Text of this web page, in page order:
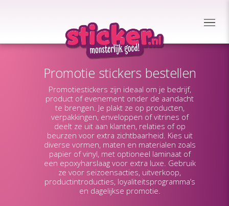
Promotie stickers bestellen
Promotiestickers zijn ideaal om je bedrijf,
product of evenement onder de aandacht
te brengen. Je plakt ze op producten,
verpakkingen, enveloppen of vitrines of
deelt ze uit aan klanten, relaties of op
beurzen voor extra zichtbaarheid. Kies uit
diverse vormen, maten en materialen zoals
papier of vinyl, met optioneel laminaat of
een epoxyharslaag voor extra luxe. Gebruik
ze voor seizoensacties, uitverkoop,
productintroducties, loyaliteitsprogramma’s
en dagelijkse promotie.